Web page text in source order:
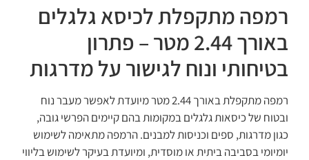
רמפה מתקפלת לכיסא גלגלים
באורך 2.44 מטר – פתרון
בטיחותי ונוח לגישור על מדרגות
רמפה מתקפלת באורך 2.44 מטר מיועדת לאפשר מעבר נוח
ובטוח של כיסאות גלגלים במקומות בהם קיימים הפרשי גובה,
כגון מדרגות, ספים וכניסות למבנים. הרמפה מתאימה לשימוש
יומיומי בסביבה ביתית או מוסדית, ומיועדת בעיקר לשימוש בליווי